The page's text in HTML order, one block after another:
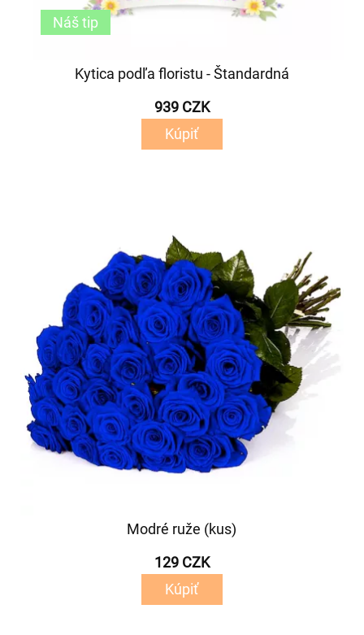
Kytica podľa floristu - Štandardná
939 CZK
Kúpiť
Náš tip
Modré ruže (kus)
129 CZK
Kúpiť